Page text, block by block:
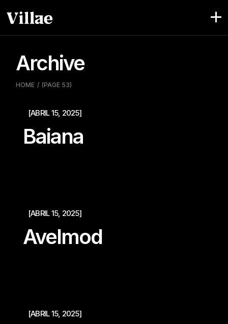
to
the
Archive
HOME (PAGE 53)
[ABRIL 15, 2025]
Baiana
[ABRIL 15, 2025]
Avelmod
[ABRIL 15, 2025]